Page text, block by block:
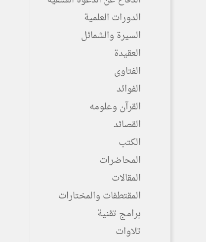
الدورات العلمية
السيرة والشمائل
العقيدة
الفتاوى
الفوائد
القرآن وعلومه
القصائد
الكتب
المحاضرات
المقالات
المقتطفات والمختارات
برامج تقنية
تلاوات